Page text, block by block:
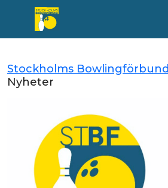
Stockholms Bowlingförbund
Nyheter